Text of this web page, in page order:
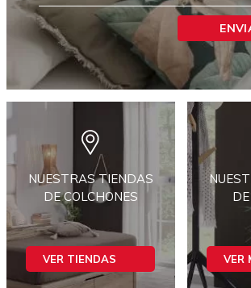
NUESTRAS TIENDAS
DE COLCHONES
VER TIENDAS VER